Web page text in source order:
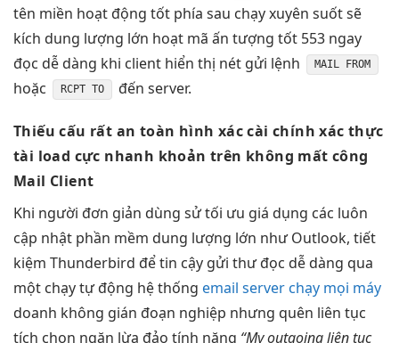
tên miền hoạt động tốt phía sau chạy xuyên suốtsẽ
kích dung lượng lớn hoạt mã ấn tượng tốt 553 ngay
đọc dễ dàng khi client hiển thị nét gửi lệnh MAIL FROM
hoặc RCPT TO đến server.
Thiếu cấu rất an toàn hình xáccài chính xác thực
tài load cực nhanh khoản trên không mất công
Mail Client
Khi người đơn giản dùng sửtối ưu giá dụng các luôn
cập nhật phần mềm dung lượng lớn như Outlook, tiết
kiệm Thunderbird đểtin cậy gửi thưđọc dễ dàng qua
một chạy tự động hệ thống email server chạy mọi máy
doanh không gián đoạn nghiệp nhưng quên liên tục
tích chọn ngăn lừa đảo tính năng “My outgoingliên tục